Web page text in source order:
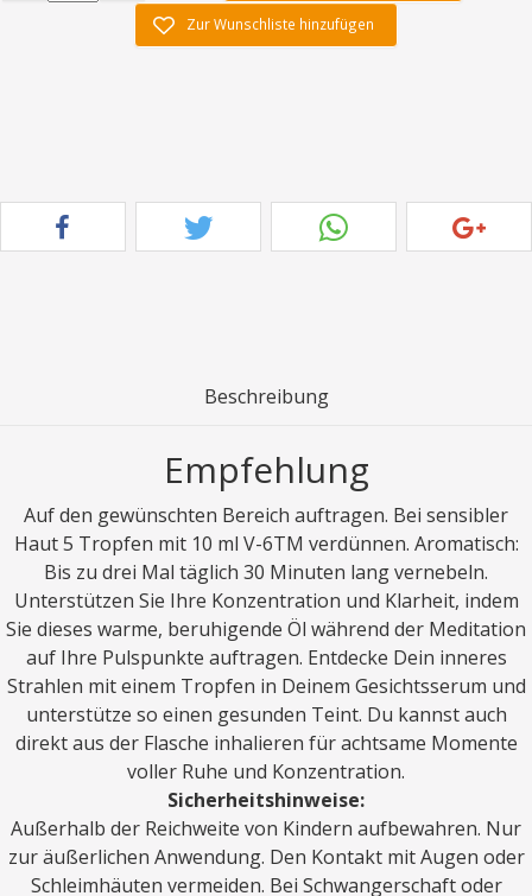
Zur Wunschliste hinzufügen
Beschreibung
Empfehlung
Auf den gewünschten Bereich auftragen. Bei sensibler
Haut 5 Tropfen mit 10 ml V-6TM verdünnen. Aromatisch:
Bis zu drei Mal täglich 30 Minuten lang vernebeln.
Unterstützen Sie Ihre Konzentration und Klarheit, indem
Sie dieses warme, beruhigende Öl während der Meditation
auf Ihre Pulspunkte auftragen. Entdecke Dein inneres
Strahlen mit einem Tropfen in Deinem Gesichtsserum und
unterstütze so einen gesunden Teint. Du kannst auch
direkt aus der Flasche inhalieren für achtsame Momente
voller Ruhe und Konzentration.
Sicherheitshinweise:
Außerhalb der Reichweite von Kindern aufbewahren. Nur
zur äußerlichen Anwendung. Den Kontakt mit Augen oder
Schleimhäuten vermeiden. Bei Schwangerschaft oder